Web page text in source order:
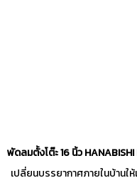
พัดลมตั้งโต๊ะ 16 นิ้ว
เปลี่ยนบรรยากาศภายในบ้านให้